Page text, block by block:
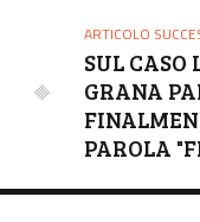
ARTICOLO
SUL CASO
GRANA
PAROLA